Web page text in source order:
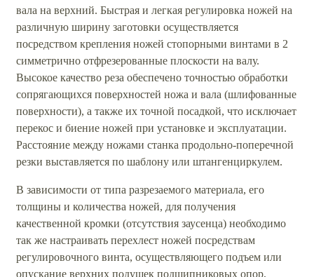
вала на верхний. Быстрая и легкая регулировка ножей на
различную ширину заготовки осуществляется
посредством крепления ножей стопорными винтами в 2
симметрично отфрезерованные плоскости на валу.
Высокое качество реза обеспечено точностью обработки
сопрягающихся поверхностей ножа и вала (шлифованные
поверхности), а также их точной посадкой, что исключает
перекос и биение ножей при установке и эксплуатации.
Расстояние между ножами станка продольно-поперечной
резки выставляется по шаблону или штангенциркулем.
В зависимости от типа разрезаемого материала, его
толщины и количества ножей, для получения
качественной кромки (отсутствия заусенца) необходимо
так же настраивать перехлест ножей посредствам
регулировочного винта, осуществляющего подъем или
опускание верхних подушек подшипниковых опор,